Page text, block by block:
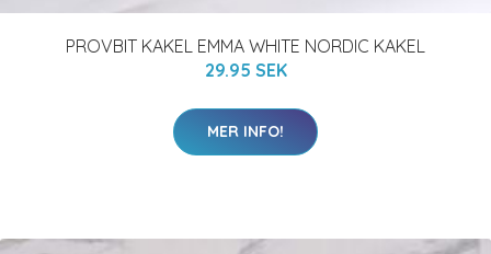
PROVBIT KAKEL EMMA WHITE NORDIC KAKEL
29.95 SEK
MER INFO!